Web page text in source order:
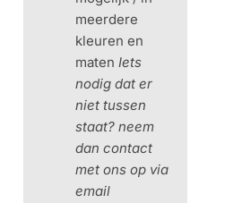
meerdere
kleuren en
matenIets
nodig dat er
niet tussen
staat? neem
dan contact
met ons op via
email